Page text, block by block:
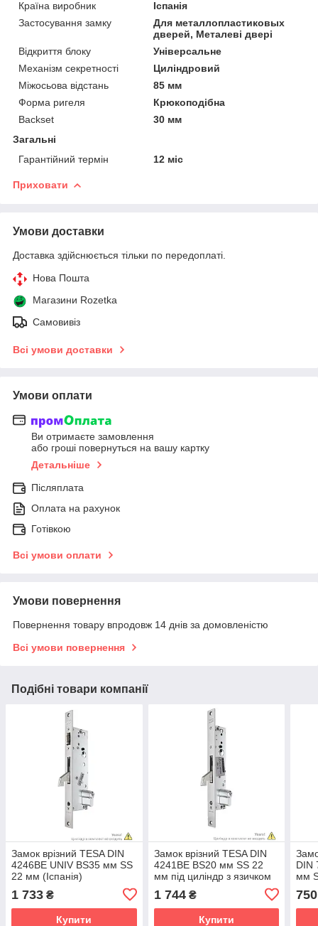
Країна виробник
Іспанія
Застосування замку
Для металлопластиковых
дверей, Металеві двері
Відкриття блоку
Універсальне
Механізм секретності
Циліндровий
Міжосьова відстань
85 мм
Форма ригеля
Крюкоподібна
Backset
30 мм
Загальні
Гарантійний термін
12 міс
Приховати
Умови доставки
Доставка здійснюється тільки по передоплаті.
Нова Пошта
Магазини Rozetka
Самовивіз
Всі умови доставки
Умови оплати
Ви отримаєте замовлення
або гроші повернуться на вашу картку
Детальніше
Післяплата
Оплата на рахунок
Готівкою
Всі умови оплати
Умови повернення
Повернення товару впродовж 14 днів за домовленістю
Всі умови повернення
Подібні товари компанії
Замок врізний TESA DIN
4246BE UNIV BS35 мм SS
22 мм (Іспанія)
1 733 ₴
Купити
Замок врізний TESA DIN
4241BE BS20 мм SS 22
мм під циліндр з язичком
1 744₴
Купити
DIN
мм
750